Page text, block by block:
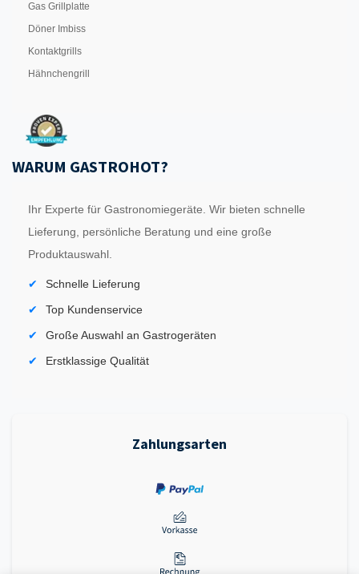
Gas Grillplatte
Döner Imbiss
Kontaktgrills
Hähnchengrill
WARUM GASTROHOT?
Ihr Experte für Gastronomiegeräte. Wir bieten schnelle
Lieferung, persönliche Beratung und eine große
Produktauswahl.
Schnelle Lieferung
Top Kundenservice
Große Auswahl an Gastrogeräten
Erstklassige Qualität
Zahlungsarten